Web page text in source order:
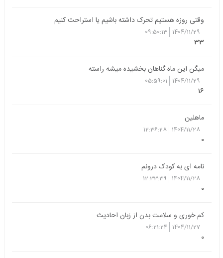
وقتی روزه هستیم تحرک داشته باشیم یا استراحت کنیم
1404/11/29
09:50:13
33
میگن این ماه گناهان بخشیده میشه راسته
1404/11/29
05:59:01
16
ماهلین
1404/11/28
12:36:28
0
نامه ای به کودک درونم
1404/11/28
12:33:39
0
کم خوری و سلامت بدن از زبان احادیث
1404/11/27
06:21:24
0